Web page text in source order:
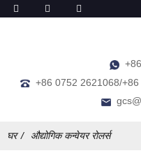
+86 0752 2621068/
घर औद्योगिक कन्वेयर रोलर्स